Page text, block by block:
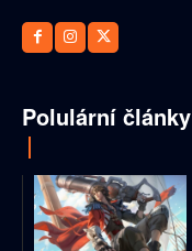
Polulární články